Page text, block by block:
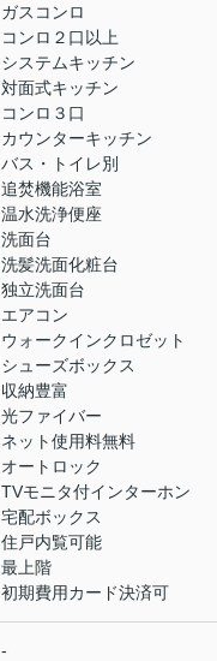
ガスコンロ
コンロ２口以上
システムキッチン
対面式キッチン
コンロ３口
カウンターキッチン
バス・トイレ別
追焚機能浴室
温水洗浄便座
洗面台
洗髪洗面化粧台
独立洗面台
エアコン
ウォークインクロゼット
シューズボックス
収納豊富
光ファイバー
ネット使用料無料
オートロック
TVモニタ付インターホン
宅配ボックス
住戸内覧可能
最上階
初期費用カード決済可
-